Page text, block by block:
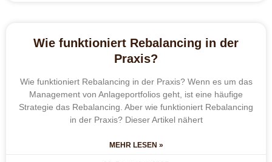
Wie funktioniert Rebalancing in der
Praxis?
Wie funktioniert Rebalancing in der Praxis? Wenn es um das
Management von Anlageportfolios geht, ist eine häufige
Strategie das Rebalancing. Aber wie funktioniert Rebalancing
in der Praxis? Dieser Artikel nähert
MEHR LESEN »